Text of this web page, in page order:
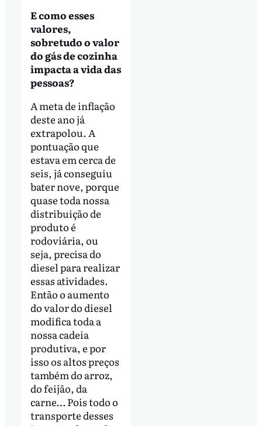
E como esses
valores,
sobretudo o valor
do gás de cozinha
impacta a vida das
pessoas?
A meta de inflação
deste ano já
extrapolou. A
pontuação que
estava em cerca de
seis, já conseguiu
bater nove, porque
quase toda nossa
distribuição de
produto é
rodoviária, ou
seja, precisa do
diesel para realizar
essas atividades.
Então o aumento
do valor do diesel
modifica toda a
nossa cadeia
produtiva, e por
isso os altos preços
também do arroz,
do feijão, da
carne… Pois todo o
transporte desses